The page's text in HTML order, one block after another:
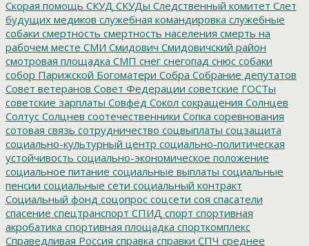
Скорая помощь СКУД СКУДы Следственный комитет Слет
будущих медиков служебная командировка служебные
собаки смертность смертность населения смерть на
рабочем месте СМИ Смидович Смидовичский район
смотровая площадка СМП снег снегопад снюс собаки
собор Парижской Богоматери Собра Собрание депутатов
Совет ветеранов Совет Федерации советские ГОСТы
советские зарплаты Совфед Сокол сокращения Солнцев
Солтус Солцнев соотечественники Сопка соревнования
сотовая связь сотрудничество соцвыплаты соцзащита
социально-культурный центр социально-политическая
устойчивость социально-экономическое положение
социальное питание социальные выплаты социальные
пенсии социальные сети социальный контракт
Социальный фонд соцопрос соцсети соя спасатели
спасение спецтранспорт СПИД спорт спортивная
акробатика спортивная площадка спорткомплекс
Справедливая Россия справка справки СПЧ среднее